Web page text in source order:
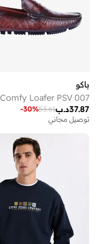
باكو
د.ب37.87
53.61
-30%
توصيل مجاني